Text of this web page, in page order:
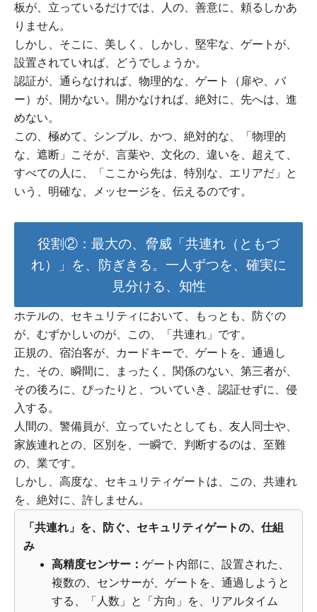
板が、立っているだけでは、人の、善意に、頼るしかあ
りません。
しかし、そこに、美しく、しかし、堅牢な、ゲートが、
設置されていれば、どうでしょうか。
認証が、通らなければ、物理的な、ゲート（扉や、バ
ー）が、開かない。開かなければ、絶対に、先へは、進
めない。
この、極めて、シンプル、かつ、絶対的な、「物理的
な、遮断」こそが、言葉や、文化の、違いを、超えて、
すべての人に、「ここから先は、特別な、エリアだ」と
いう、明確な、メッセージを、伝えるのです。
役割②：最大の、脅威「共連れ（ともづ
れ）」を、防ぎきる。一人ずつを、確実に
見分ける、知性
ホテルの、セキュリティにおいて、もっとも、防ぐの
が、むずかしいのが、この、「共連れ」です。
正規の、宿泊客が、カードキーで、ゲートを、通過し
た、その、瞬間に、まったく、関係のない、第三者が、
その後ろに、ぴったりと、ついていき、認証せずに、侵
入する。
人間の、警備員が、立っていたとしても、友人同士や、
家族連れとの、区別を、一瞬で、判断するのは、至難
の、業です。
しかし、高度な、セキュリティゲートは、この、共連れ
を、絶対に、許しません。
「共連れ」を、防ぐ、セキュリティゲートの、仕組
み
高精度センサー： ゲート内部に、設置された、
複数の、センサーが、ゲートを、通過しようと
する、「人数」と「方向」を、リアルタイム